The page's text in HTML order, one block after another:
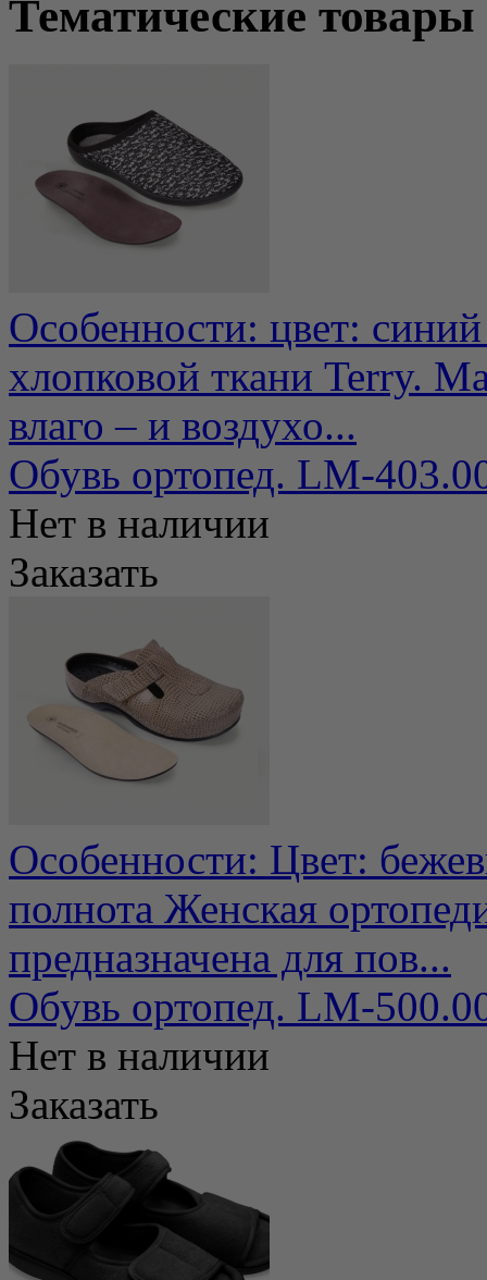
Тематические товары
Особенности: цвет:
хлопковой ткани Terry.
влаго – и воздухо...
Обувь ортопед. LM-
Нет в наличии
Заказать
Особенности: Цвет:
полнота Женская
предназначена для пов...
Обувь ортопед. LM-
Нет в наличии
Заказать